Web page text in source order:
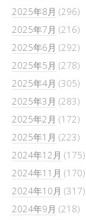
2025年8月 (296)
2025年7月 (216)
2025年6月 (292)
2025年5月 (278)
2025年4月 (305)
2025年3月 (283)
2025年2月 (172)
2025年1月 (223)
2024年12月 (175)
2024年11月 (170)
2024年10月 (317)
2024年9月 (218)